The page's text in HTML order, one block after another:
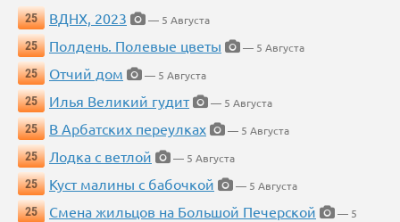
25 ВДНХ, 2023
— 5 Августа
25
Полдень. Полевые цветы
— 5 Августа
25
Отчий дом
— 5 Августа
25
Илья Великий гудит
— 5 Августа
25
В Арбатских переулках
— 5 Августа
25
Лодка с ветлой
— 5 Августа
25
Куст малины с бабочкой
— 5 Августа
25
Смена жильцов на Большой Печерской
— 5